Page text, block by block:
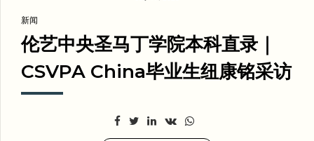
新闻
伦艺中央圣马丁学院本科直录｜
CSVPA China毕业生纽康铭采访